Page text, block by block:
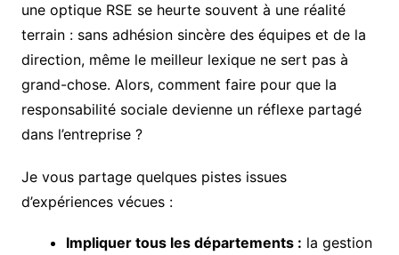
une optique RSE se heurte souvent à une réalité
terrain : sans adhésion sincère des équipes et de la
direction, même le meilleur lexique ne sert pas à
grand-chose. Alors, comment faire pour que la
responsabilité sociale devienne un réflexe partagé
dans l’entreprise ?
Je vous partage quelques pistes issues
d’expériences vécues :
Impliquer tous les départements : la gestion